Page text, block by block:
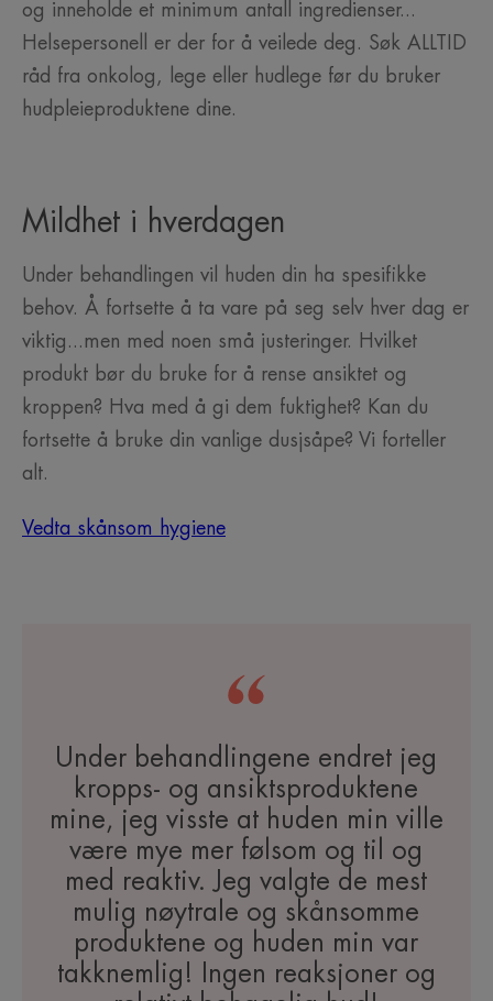
og inneholde et minimum antall ingredienser...
Helsepersonell er der for å veilede deg. Søk ALLTID
råd fra onkolog, lege eller hudlege før du bruker
hudpleieproduktene dine.
Mildhet i hverdagen
Under behandlingen vil huden din ha spesifikke
behov. Å fortsette å ta vare på seg selv hver dag er
viktig...men med noen små justeringer. Hvilket
produkt bør du bruke for å rense ansiktet og
kroppen? Hva med å gi dem fuktighet? Kan du
fortsette å bruke din vanlige dusjsåpe? Vi forteller
alt.
Vedta skånsom hygiene
Under behandlingene endret jeg
kropps- og ansiktsproduktene
mine, jeg visste at huden min ville
være mye mer følsom og til og
med reaktiv. Jeg valgte de mest
mulig nøytrale og skånsomme
produktene og huden min var
takknemlig! Ingen reaksjoner og